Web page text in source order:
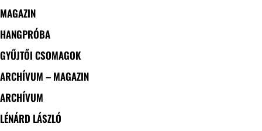
MAGAZIN
HANGPRÓBA
GYŰJTŐI CSOMAGOK
ARCHÍVUM – MAGAZIN
ARCHÍVUM
LÉNÁRD LÁSZLÓ